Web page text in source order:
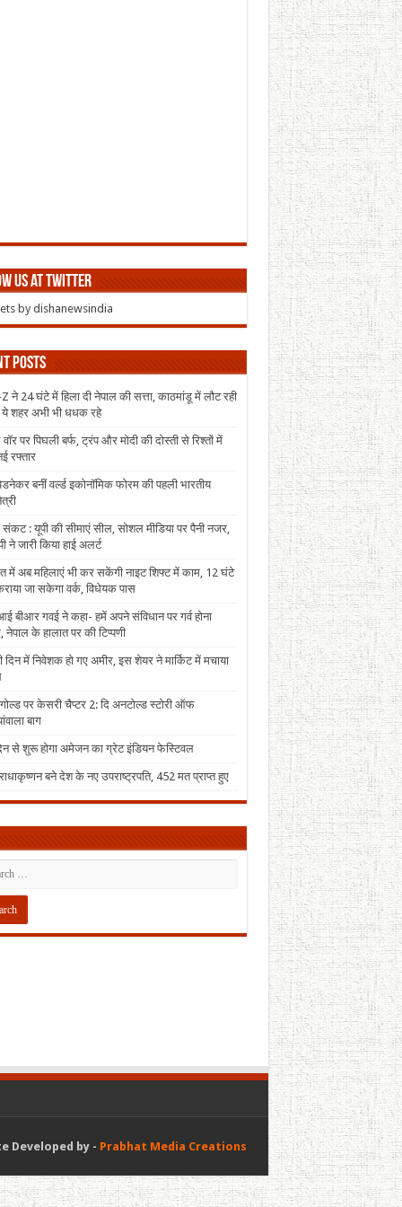
us at Twitter
by dishanewsindia
Posts
ने 24 घंटे में हिला दी नेपाल की सत्ता, काठमांडू में लौट रही
ये शहर अभी भी धधक रहे
पर पिघली बर्फ, ट्रंप और मोदी की दोस्ती से रिश्तों में
रफ्तार
बनीं वर्ल्ड इकोनॉमिक फोरम की पहली भारतीय
संकट : यूपी की सीमाएं सील, सोशल मीडिया पर पैनी नजर,
ने जारी किया हाई अलर्ट
में अब महिलाएं भी कर सकेंगी नाइट शिफ्ट में काम, 12 घंटे
जा सकेगा वर्क, विधेयक पास
बीआर गवई ने कहा- हमें अपने संविधान पर गर्व होना
नेपाल के हालात पर की टिप्पणी
दिन में निवेशक हो गए अमीर, इस शेयर ने मार्किट में मचाया
गोल्ड पर केसरी चैप्टर 2: दि अनटोल्ड स्टोरी ऑफ
बाग
से शुरू होगा अमेजन का ग्रेट इंडियन फेस्टिवल
बने देश के नए उपराष्ट्रपति, 452 मत प्राप्त हुए
Developed by - Prabhat Media Creations